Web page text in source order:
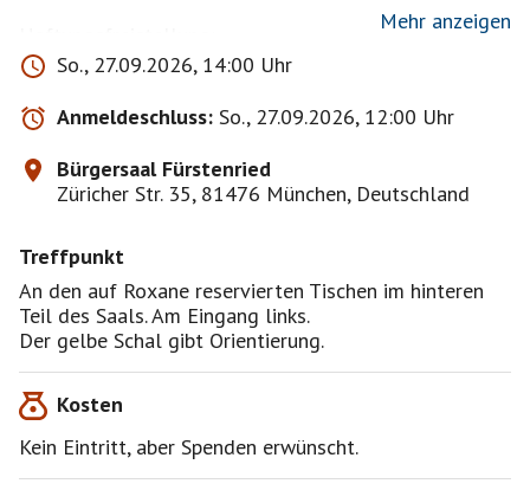
Dieses von mir angebotene Event dient als Anfrage
für ein privates Treffen. Jede Anmeldung beinhaltet
gegenüber mir als Organisatorin und meiner
genannten Vertretung des Treffens eine komplette
Haftungsfreistellung für alle möglichen Sach-,
Personen- oder Vermögensschäden, die aus der
Teilnahme entstehen können. Diese
Event anerkannt und wirksam.
Mehr anzeigen
So., 27.09.2026, 14:00 Uhr
Anmeldeschluss: So., 27.09.2026, 12:00 Uhr
Bürgersaal Fürstenried
Züricher Str. 35, 81476 München, Deutschland
Treffpunkt
An den auf Roxane reservierten Tischen im hinteren
Teil des Saals. Am Eingang links.
Der gelbe Schal gibt Orientierung.
Kosten
Kein Eintritt, aber Spenden erwünscht.